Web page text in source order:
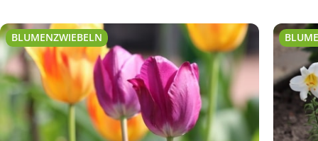
BLUMENZWIEBELN